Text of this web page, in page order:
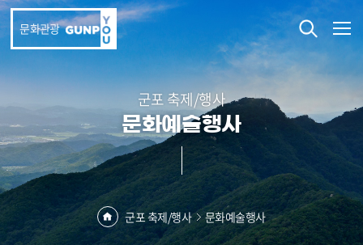
본문 바로가기
문화관광
군포 축제/행사
문화예술행사
군포 축제/행사 문화예술행사